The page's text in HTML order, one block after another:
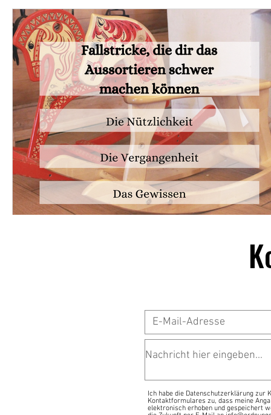
Ich habe die Datenschutzerklärung zur
Kontaktformulares zu, dass meine
elektronisch erhoben und gespeichert